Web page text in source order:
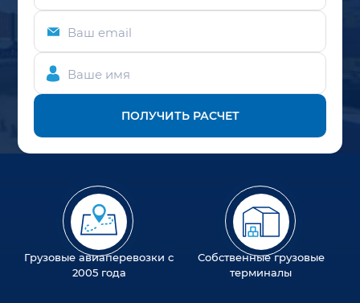
Ваш email
Ваше имя
ПОЛУЧИТЬ РАСЧЕТ
Грузовые авиаперевозки с
2005 года
Собственные грузовые
терминалы